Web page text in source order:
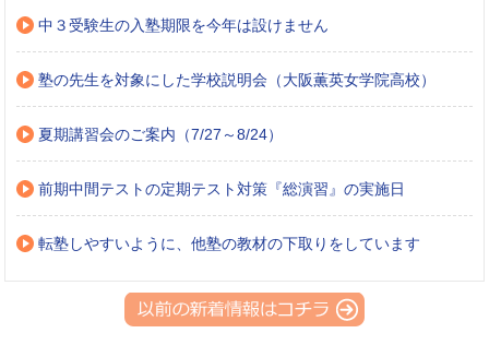
中３受験生の入塾期限を今年は設けません
塾の先生を対象にした学校説明会（大阪薫英女学院高校）
夏期講習会のご案内（7/27～8/24）
前期中間テストの定期テスト対策『総演習』の実施日
転塾しやすいように、他塾の教材の下取りをしています